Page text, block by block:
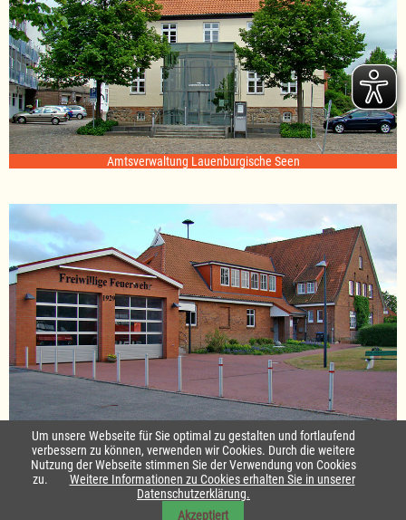
Amtsverwaltung Lauenburgische Seen
Standort Sterley
Startseite|Kontakt
Impressum & Datenschutz|Barrierefreiheit
|Sitemap in Leichte Sprache
Um unsere Webseite für Sie optimal zu gestalten und fortlaufend
verbessern zu können, verwenden wir Cookies. Durch die weitere
Nutzung der Webseite stimmen Sie der Verwendung von Cookies
zu.
Weitere Informationen zu Cookies erhalten Sie in unserer
Datenschutzerklärung.
Akzeptiert